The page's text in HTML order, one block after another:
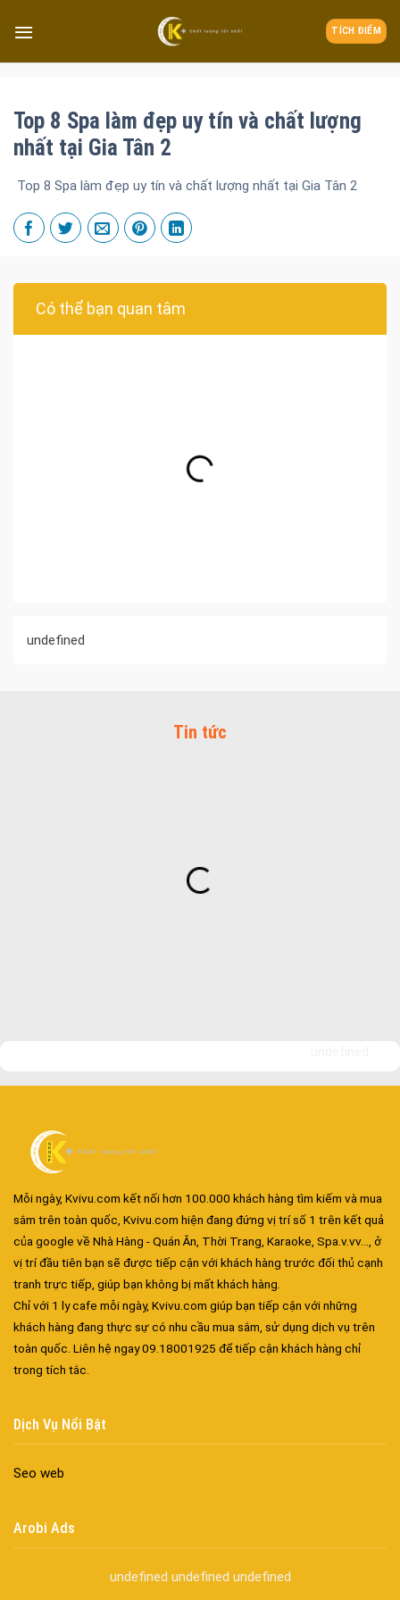
TÍCH ĐIỂM
Top 8 Spa làm đẹp uy tín và chất lượng
nhất tại Gia Tân 2
Top 8 Spa làm đẹp uy tín và chất lượng nhất tại Gia Tân 2
Có thể bạn quan tâm
undefined
Tin tức
Mỗi ngày, Kvivu.com kết nối hơn 100.000 khách hàng tìm kiếm và mua
sắm trên toàn quốc, Kvivu.com hiện đang đứng vị trí số 1 trên kết quả
của google về Nhà Hàng - Quán Ăn, Thời Trang, Karaoke, Spa.v.vv..., ở
vị trí đầu tiên bạn sẽ được tiếp cận với khách hàng trước đối thủ cạnh
tranh trực tiếp, giúp bạn không bị mất khách hàng.
Chỉ với 1 ly cafe mỗi ngày, Kvivu.com giúp bạn tiếp cận với những
khách hàng đang thực sự có nhu cầu mua sắm, sử dụng dịch vụ trên
toàn quốc. Liên hệ ngay 09.18001925 để tiếp cận khách hàng chỉ
trong tích tắc.
Dịch Vụ Nổi Bật
Seo web
Arobi Ads
undefined undefined undefined
Đa dạng màu sắc cửa nhôm – Tối ưu màu sắc Kiến Trúc
Cửa nhôm chống gió mưa – Hiên ngang giữa thời tiết khắc
Cửa nhôm kín nước kín khí – Bình yên với những tác nhân bên
Cửa nhôm trượt view lớn – Nâng tầm đẳng cấp sống
Cửa thép vân gỗ Nhật Bản – Mảnh ghép cho phong cách kiến